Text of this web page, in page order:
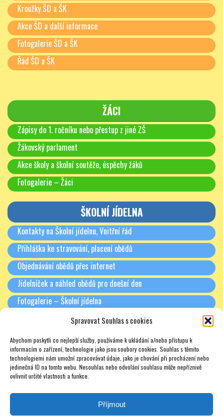
Spravovat Souhlas s cookies
Abychom poskytli co nejlepší služby, používáme k ukládání a/nebo přístupu k
informacím o zařízení, technologie jako jsou soubory cookies. Souhlas s těmito
technologiemi nám umožní zpracovávat údaje, jako je chování při procházení nebo
jedinečná ID na tomto webu. Nesouhlas nebo odvolání souhlasu může nepříznivě
ovlivnit určité vlastnosti a funkce.
Příjmout
Kroužky ŠD a ŠK
Akce ŠD a další informace
Fotogalerie ŠD a ŠK
Řád ŠD a ŠK
ŽÁCI
Zápisy do 1. ročníku nebo přestup z jiné ZŠ
Žákovský parlament
Akce školy a školní soutěže, úspěchy žáků
Fotogalerie – Žáci
ŠKOLNÍ JÍDELNA
Kontakty na Školní jídelnu, Vnitřní řád
Přihláška ke stravování, placení obědů
Objednávání obědů přes internet
Jídelníček a náhled obědů pro dnešní den
Fotogalerie – Školní jídelna
Třídní schůzky + Spolek rodičů (dříve SRPŠ)
Rada školy
Soukromé doučování – zajímavé odkazy – nabídky – texty